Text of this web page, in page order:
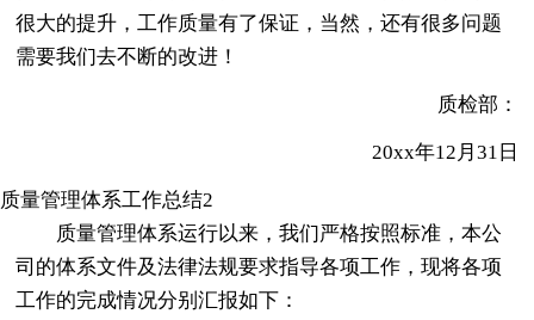
很大的提升，工作质量有了保证，当然，还有很多问题
需要我们去不断的改进！
质检部：
20xx年12月31日
质量管理体系工作总结2
质量管理体系运行以来，我们严格按照标准，本公
司的体系文件及法律法规要求指导各项工作，现将各项
工作的完成情况分别汇报如下：